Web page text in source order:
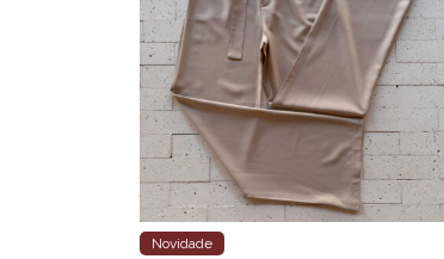
Novidade